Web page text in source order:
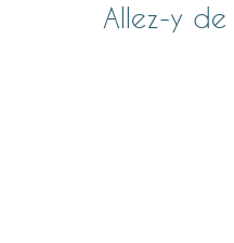
Allez-y de